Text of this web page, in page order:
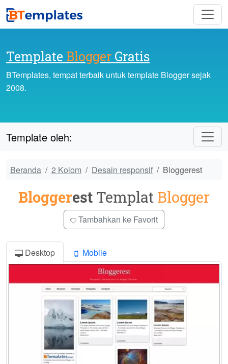
Template Blogger Gratis
BTemplates, tempat terbaik untuk template Blogger sejak
2008.
Template oleh:
Beranda 2 Kolom Desain responsif Bloggerest
Bloggerest Templat Blogger
Tambahkan ke Favorit
Desktop Mobile